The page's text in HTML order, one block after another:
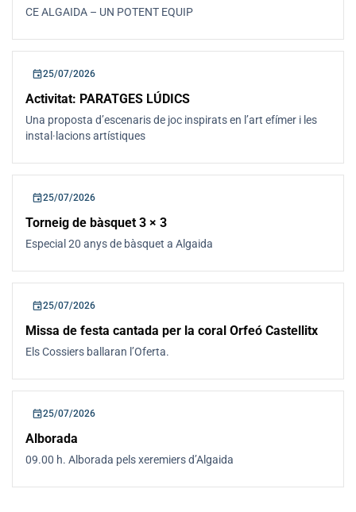
CE ALGAIDA – UN POTENT EQUIP
event25/07/2026
Activitat: PARATGES LÚDICS
Una proposta d’escenaris de joc inspirats en l’art efímer i les
instal·lacions artístiques
event25/07/2026
Torneig de bàsquet 3 × 3
Especial 20 anys de bàsquet a Algaida
event25/07/2026
Missa de festa cantada per la coral Orfeó Castellitx
Els Cossiers ballaran l’Oferta.
event25/07/2026
Alborada
09.00 h. Alborada pels xeremiers d’Algaida